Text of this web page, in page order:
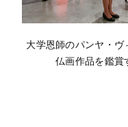
大学恩師のパンヤ・ヴ
仏画作品を鑑賞